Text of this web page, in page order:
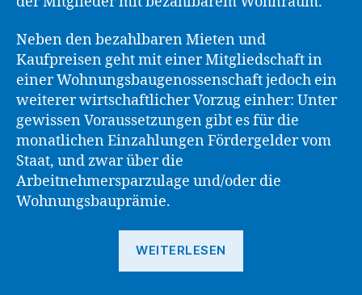
Neben den bezahlbaren Mieten und
Kaufpreisen geht mit einer Mitgliedschaft in
einer Wohnungsbaugenossenschaft jedoch ein
weiterer wirtschaftlicher Vorzug einher: Unter
gewissen Voraussetzungen gibt es für die
monatlichen Einzahlungen Fördergelder vom
Staat, und zwar über die
Arbeitnehmersparzulage und/oder die
Wohnungsbauprämie.
WEITERLESEN